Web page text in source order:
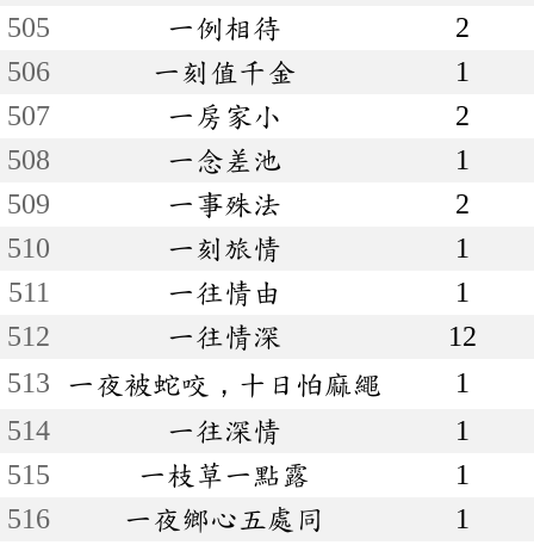
505
一例相待
2
506
一刻值千金
1
507
一房家小
2
508
一念差池
1
509
一事殊法
2
510
一刻旅情
1
511
一往情由
1
512
一往情深
12
513
一夜被蛇咬，十日怕麻繩
1
514
一往深情
1
515
一枝草一點露
1
516
一夜鄉心五處同
1